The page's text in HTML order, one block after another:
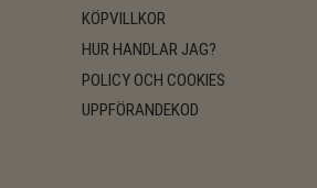
KÖPVILLKOR
HUR HANDLAR JAG?
POLICY OCH COOKIES
UPPFÖRANDEKOD